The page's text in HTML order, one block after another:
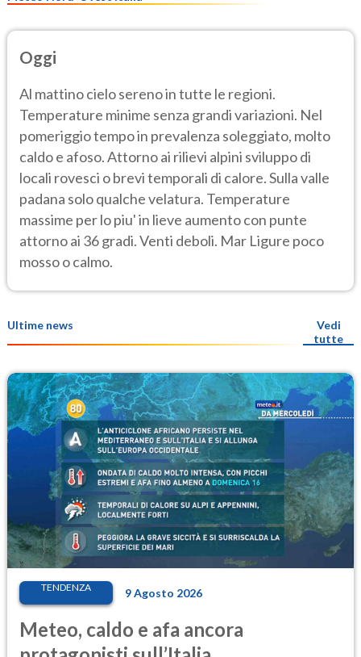
Oggi
Al mattino cielo sereno in tutte le regioni.
Temperature minime senza grandi variazioni. Nel
pomeriggio tempo in prevalenza soleggiato, molto
caldo e afoso. Attorno ai rilievi alpini sviluppo di
locali rovesci o brevi temporali di calore. Sulla valle
padana solo qualche velatura. Temperature
massime per lo piu' in lieve aumento con punte
attorno ai 36 gradi. Venti deboli. Mar Ligure poco
mosso o calmo.
Ultime news
Vedi
tutte
TENDENZA 9 Agosto 2026
Meteo, caldo e afa ancora